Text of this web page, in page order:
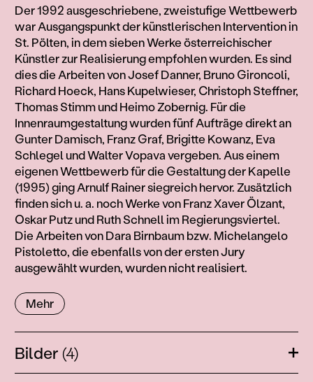
Information
Der 1992 ausgeschriebene, zweistufige Wettbewerb
war Ausgangspunkt der künstlerischen Intervention in
St. Pölten, in dem sieben Werke österreichischer
Künstler zur Realisierung empfohlen wurden. Es sind
dies die Arbeiten von Josef Danner, Bruno Gironcoli,
Richard Hoeck, Hans Kupelwieser, Christoph Steffner,
Thomas Stimm und Heimo Zobernig. Für die
Innenraumgestaltung wurden fünf Aufträge direkt an
Gunter Damisch, Franz Graf, Brigitte Kowanz, Eva
Schlegel und Walter Vopava vergeben. Aus einem
eigenen Wettbewerb für die Gestaltung der Kapelle
(1995) ging Arnulf Rainer siegreich hervor. Zusätzlich
finden sich u. a. noch Werke von Franz Xaver Ölzant,
Oskar Putz und Ruth Schnell im Regierungsviertel.
Die Arbeiten von Dara Birnbaum bzw. Michelangelo
Pistoletto, die ebenfalls von der ersten Jury
ausgewählt wurden, wurden nicht realisiert.
Mehr
Bilder (4)